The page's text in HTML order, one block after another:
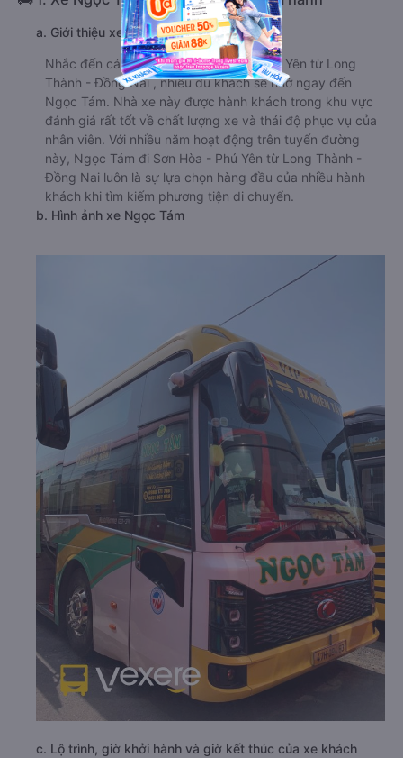
a. Giới thiệu xe Ngọc Tám
Nhắc đến các hãng xe đi Sơn Hòa - Phú Yên từ Long
Thành - Đồng Nai , nhiều du khách sẽ nhớ ngay đến
Ngọc Tám. Nhà xe này được hành khách trong khu vực
đánh giá rất tốt về chất lượng xe và thái độ phục vụ của
nhân viên. Với nhiều năm hoạt động trên tuyến đường
này, Ngọc Tám đi Sơn Hòa - Phú Yên từ Long Thành -
Đồng Nai luôn là sự lựa chọn hàng đầu của nhiều hành
khách khi tìm kiếm phương tiện di chuyển.
b. Hình ảnh xe Ngọc Tám
c. Lộ trình, giờ khởi hành và giờ kết thúc của xe khách